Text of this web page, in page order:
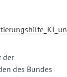
der
des Bundes